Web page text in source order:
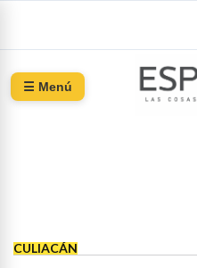
☰ Menú
CULIACÁN